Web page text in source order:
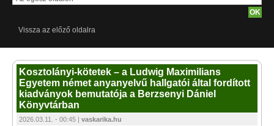
Vissza az előző oldalra
Kosztolányi-kötetek – a Ludwig Maximilians
Egyetem német anyanyelvű hallgatói által fordított
kiadványok bemutatója a Berzsenyi Dániel
Könyvtárban
2026.03.11. - 00:45 | vaskarika.hu